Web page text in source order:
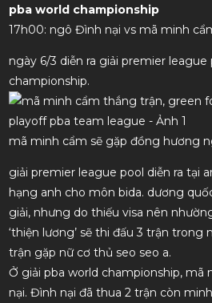
pba world championship
17h00: ngô Đình nại vs mã minh
ngày 6/3 diễn ra giải premier league
championship.
mã minh cẩm sẽ gặp đồng hương
giải premier league pool diễn ra tại
hạng anh cho môn bida. dương
giải, nhưng do thiếu visa nên
‘thiện lương’ sẽ thi đấu 3 trận trong
trận gặp nữ cơ thủ seo seo a.
Ở giải pba world championship,
nại. Đình nại đã thua 2 trận còn